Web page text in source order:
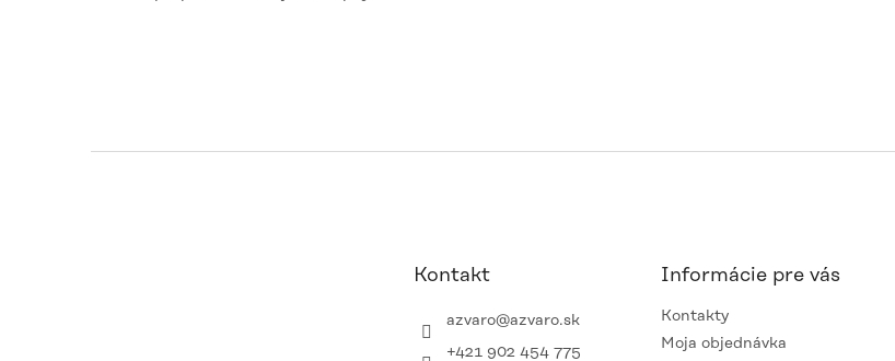
Kontakt
azvaro@azvaro.sk
+421 902 454 775
Informácie pre vás
Kontakty
Moja objednávka